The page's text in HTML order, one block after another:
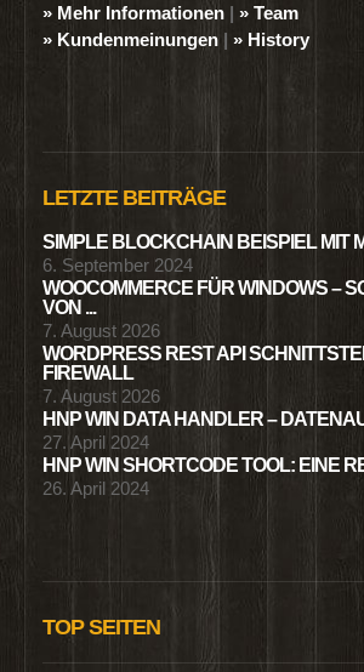
» Mehr Informationen | » Team
» Kundenmeinungen | » History
LETZTE BEITRÄGE
SIMPLE BLOCKCHAIN BEISPIEL MIT
6. September 2024
WOOCOMMERCE FÜR WINDOWS –
VON ...
7. August 2026
WORDPRESS REST API
FIREWALL
7. August 2026
HNP WIN DATA HANDLER –
27. April 2024
HNP WIN SHORTCODE TOOL: EINE
26. April 2024
TOP SEITEN